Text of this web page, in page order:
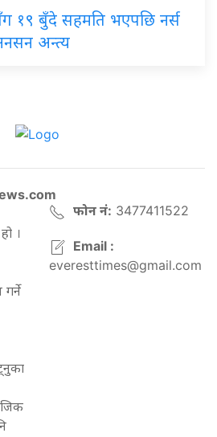
१९ बुँदे सहमति भएपछि नर्स
अन्त्य
।
फोन नं: 3477411522
Email :
everesttimes@gmail.com